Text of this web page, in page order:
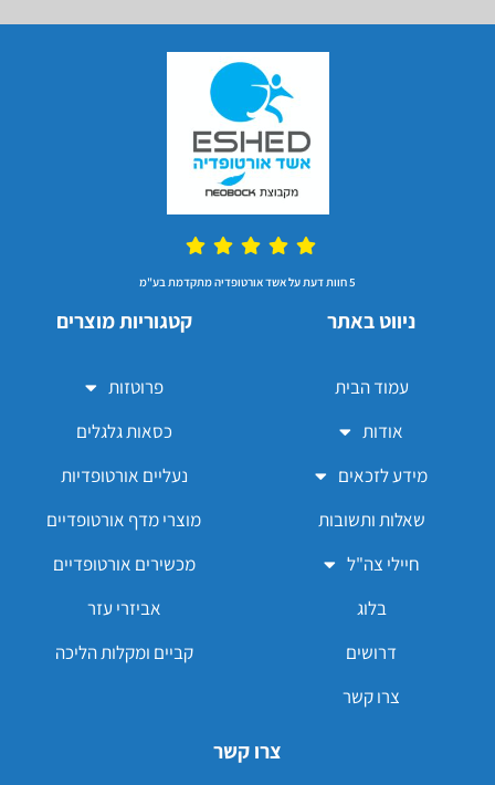
5 חוות דעת על אשד אורטופדיה מתקדמת בע"מ
ניווט באתר
עמוד הבית
אודות
מידע לזכאים
שאלות ותשובות
חיילי צה"ל
בלוג
דרושים
צרו קשר
קטגוריות מוצרים
פרוטזות
כסאות גלגלים
נעליים אורטופדיות
מוצרי מדף אורטופדיים
מכשירים אורטופדיים
אביזרי עזר
קביים ומקלות הליכה
צרו קשר